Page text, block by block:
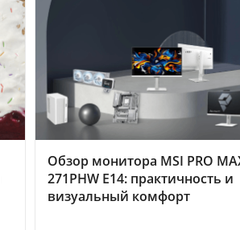
Обзор монитора MSI PRO
271PHW E14: практичность и
визуальный комфорт